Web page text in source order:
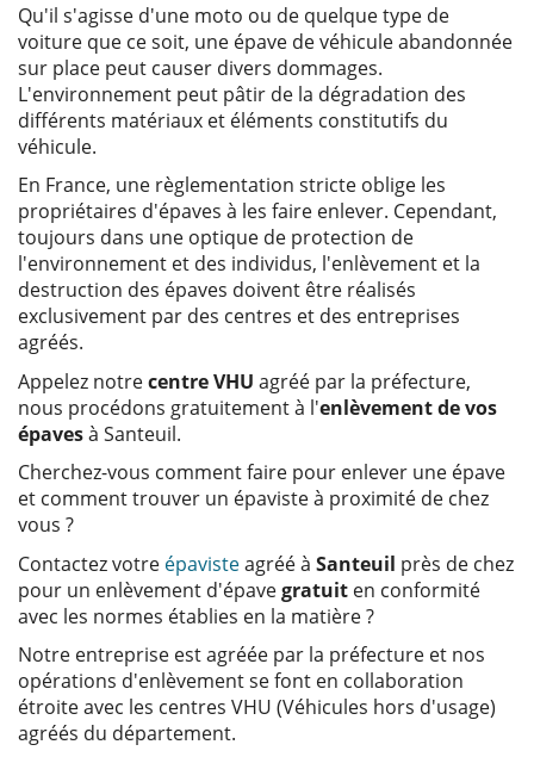
Qu'il s'agisse d'une moto ou de quelque type de
voiture que ce soit, une épave de véhicule abandonnée
sur place peut causer divers dommages.
L'environnement peut pâtir de la dégradation des
différents matériaux et éléments constitutifs du
véhicule.
En France, une règlementation stricte oblige les
propriétaires d'épaves à les faire enlever. Cependant,
toujours dans une optique de protection de
l'environnement et des individus, l'enlèvement et la
destruction des épaves doivent être réalisés
exclusivement par des centres et des entreprises
agréés.
Appelez notrecentre VHU agréé par la préfecture,
nous procédons gratuitement à l'enlèvement de vos
épavesà Santeuil.
Cherchez-vous comment faire pour enlever une épave
et comment trouver un épaviste à proximité de chez
vous ?
Contactez votre épavisteagréé à Santeuil près de chez
pour un enlèvement d'épavegratuit en conformité
avec les normes établies en la matière ?
Notre entreprise est agréée par la préfecture et nos
opérations d'enlèvement se font en collaboration
étroite avec les centres VHU (Véhicules hors d'usage)
agréés du département.